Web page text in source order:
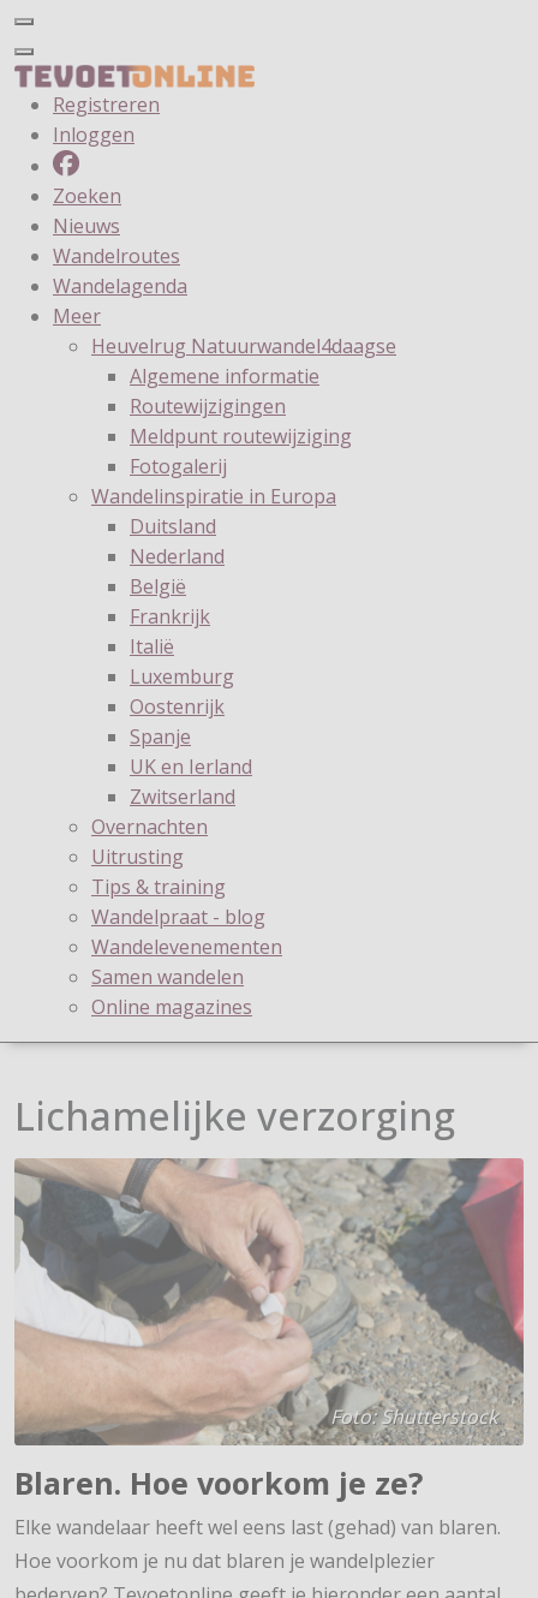
Registreren
Inloggen
Zoeken
Nieuws
Wandelroutes
Wandelagenda
Meer
Heuvelrug Natuurwandel4daagse
Algemene informatie
Routewijzigingen
Meldpunt routewijziging
Fotogalerij
Wandelinspiratie in Europa
Duitsland
Nederland
België
Frankrijk
Italië
Luxemburg
Oostenrijk
Spanje
UK en Ierland
Zwitserland
Overnachten
Uitrusting
Tips & training
Wandelpraat - blog
Wandelevenementen
Samen wandelen
Online magazines
Lichamelijke verzorging
Foto: Shutterstock
Blaren. Hoe voorkom je ze?
Elke wandelaar heeft wel eens last (gehad) van blaren.
Hoe voorkom je nu dat blaren je wandelplezier